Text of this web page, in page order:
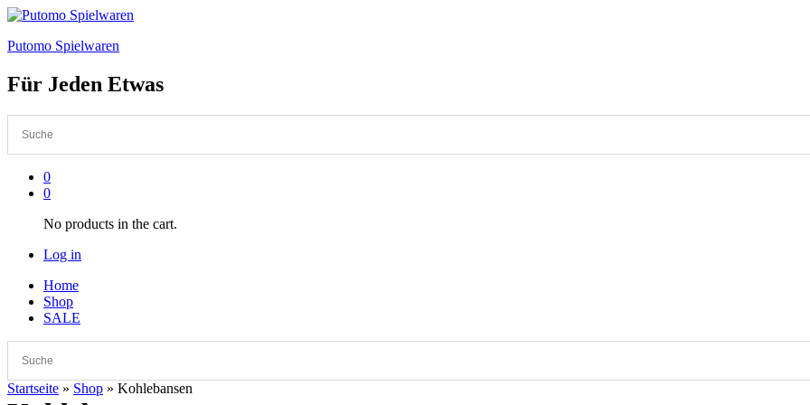
Putomo Spielwaren
Für Jeden Etwas
0
0
No products in the cart.
Log in
Home
Shop
SALE
Startseite » Shop » Kohlebansen